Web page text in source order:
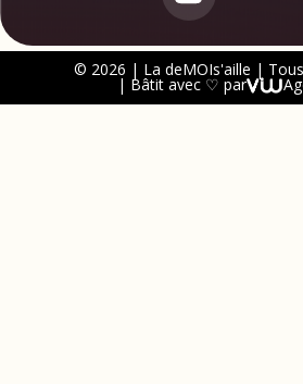
© 2026 | La deMOIs'aille |
| Bâtit avec ♡ par